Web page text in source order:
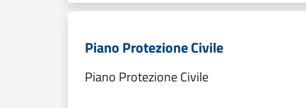
Piano Protezione Civile
Piano Protezione Civile